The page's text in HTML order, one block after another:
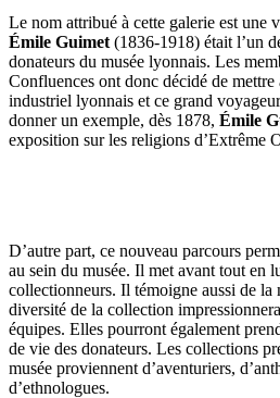
Le nom attribué à cette galerie est une
Émile Guimet (1836-1918) était l’un
donateurs du musée lyonnais. Les
Confluences ont donc décidé de mettre
industriel lyonnais et ce grand
donner un exemple, dès 1878, Émile
exposition sur les religions d’Extrême
D’autre part, ce nouveau parcours
au sein du musée. Il met avant tout en
collectionneurs. Il témoigne aussi de
diversité de la collection
équipes. Elles pourront également
de vie des donateurs. Les collections
musée proviennent d’aventuriers,
d’ethnologues.